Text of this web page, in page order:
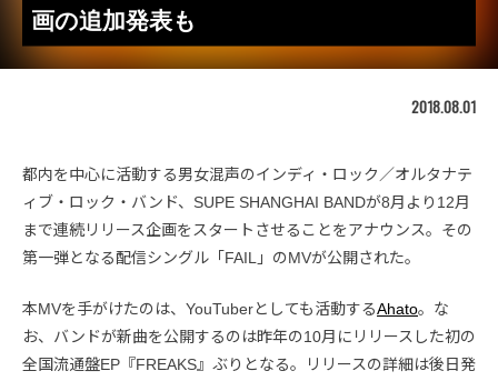
画の追加発表も
2018.08.01
都内を中心に活動する男女混声のインディ・ロック／オルタナテ
ィブ・ロック・バンド、SUPE SHANGHAI BANDが8月より12月
まで連続リリース企画をスタートさせることをアナウンス。その
第一弾となる配信シングル「FAIL」のMVが公開された。
本MVを手がけたのは、YouTuberとしても活動するAhato。な
お、バンドが新曲を公開するのは昨年の10月にリリースした初の
全国流通盤EP『FREAKS』ぶりとなる。リリースの詳細は後日発